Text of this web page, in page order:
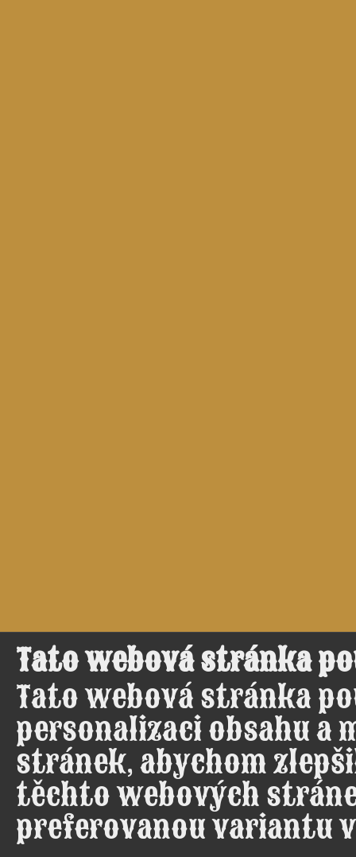
Tato webová stránka
Tato webová stránka
personalizaci obsahu a
stránek, abychom
těchto webových
preferovanou variantu